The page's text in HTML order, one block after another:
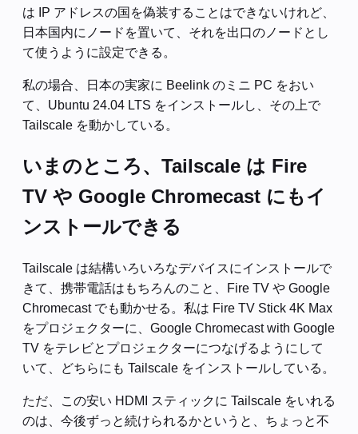
は IP アドレスの国を偽装することはできないけれど、
日本国内にノードを置いて、それを出口のノードとし
て使うように設定できる。
私の場合、日本の実家に Beelink のミニ PC をおい
て、Ubuntu 24.04 LTS をインストールし、その上で
Tailscale を動かしている。
いまのところ、Tailscale は Fire
TV や Google Chromecast にもイ
ンストールできる
Tailscale は結構いろいろなデバイスにインストールで
きて、携帯電話はもちろんのこと、Fire TV や Google
Chromecast でも動かせる。私は Fire TV Stick 4K Max
をプロジェクターに、Google Chromecast with Google
TV をテレビとプロジェクターにつなげるようにして
いて、どちらにも Tailscale をインストールしている。
ただ、この安い HDMI スティックに Tailscale をいれる
のは、今後ずっと続けられるかというと、ちょっと不